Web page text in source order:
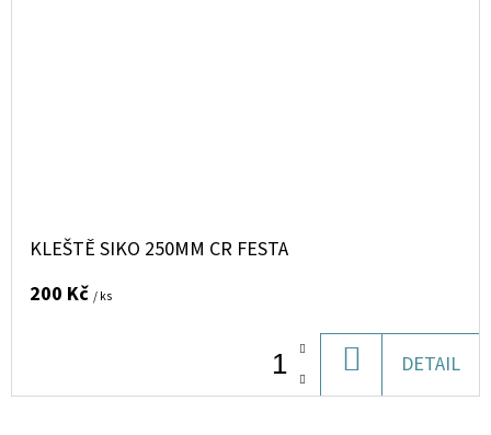
KLEŠTĚ SIKO 250MM CR FESTA
200 Kč / ks
KOŠÍKU
DETAIL